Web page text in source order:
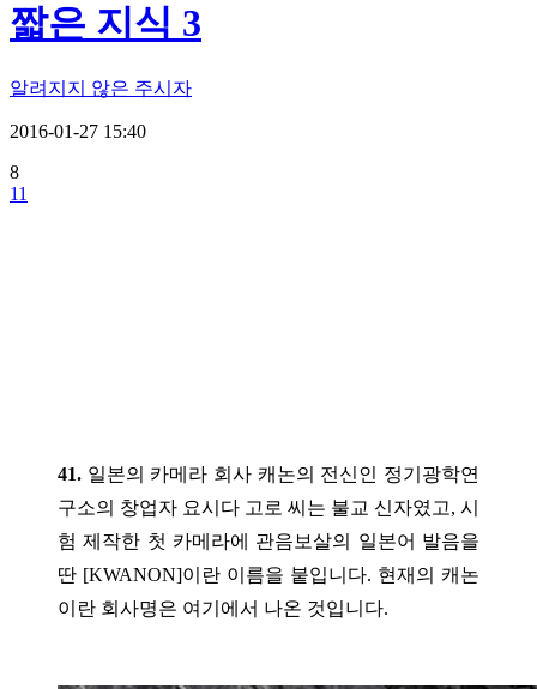
짧은 지식 3
알려지지 않은 주시자
2016-01-27 15:40
8
11
41. 일본의 카메라 회사 캐논의 전신인 정기광학연
구소의 창업자 요시다 고로 씨는 불교 신자였고, 시
험 제작한 첫 카메라에 관음보살의 일본어 발음을
딴 [KWANON]이란 이름을 붙입니다. 현재의 캐논
이란 회사명은 여기에서 나온 것입니다.